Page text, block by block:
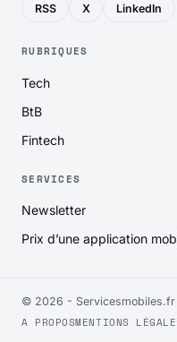
RSS X LinkedIn
RUBRIQUES
Tech
BtB
Fintech
SERVICES
Newsletter
Prix d’une application
© 2026 -
A PROPOSMENTIONS